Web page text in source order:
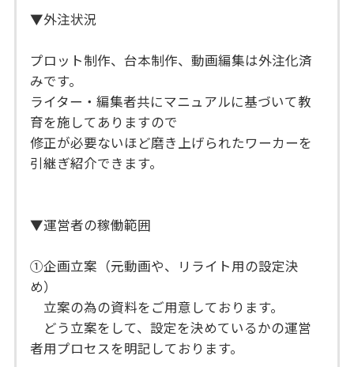
▼外注状況
プロット制作、台本制作、動画編集は外注化済
みです。
ライター・編集者共にマニュアルに基づいて教
育を施してありますので
修正が必要ないほど磨き上げられたワーカーを
引継ぎ紹介できます。
▼運営者の稼働範囲
①企画立案（元動画や、リライト用の設定決
め）
立案の為の資料をご用意しております。
どう立案をして、設定を決めているかの運営
者用プロセスを明記しております。